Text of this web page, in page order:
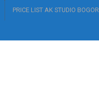
PRICE LIST AK STUDIO BOGOR